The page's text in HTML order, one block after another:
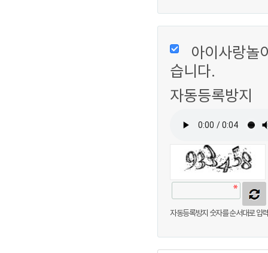
놀이실
3
토요일 :
※점심시
※예약방
대상 : 만
신청방
신청방법
아이사랑놀
습니다.
자동등록방지
자동등록방지 숫자를 순서대로 입